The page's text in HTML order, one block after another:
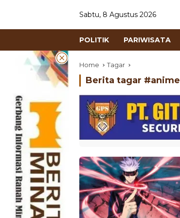
Sabtu, 8 Agustus 2026
POLITIK PARIWISATA
Home Tagar
Berita tagar #anime